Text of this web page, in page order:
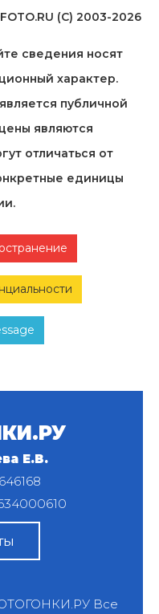
(C) 2003-2026
сведения носят
характер.
публичной
являются
отличаться от
единицы
Е.В.
Все